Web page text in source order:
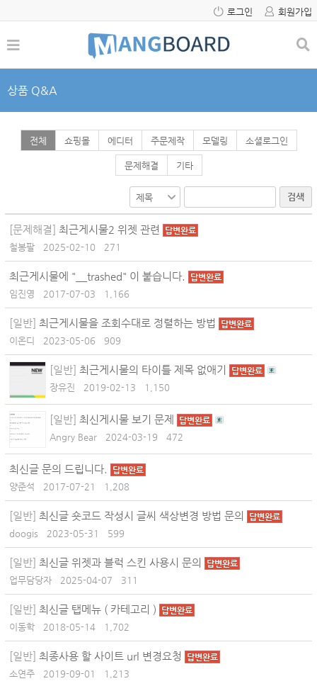
로그인 회원가입
상품 Q&A
전체 쇼핑몰 에디터 주문제작 모델링 소셜로그인
문제해결 기타
검색
[문제해결] 최근게시물2 위젯 관련 답변완료
철봉팔 2025-02-10 271
최근게시물에 "__trashed" 이 붙습니다. 답변완료
임진영 2017-07-03 1,166
[일반] 최근게시물을 조회수대로 정렬하는 방법 답변완료
이온디 2023-05-06 909
[일반] 최근게시물의 타이틀 제목 없애기 답변완료
장유진 2019-02-13 1,150
[일반] 최신게시물 보기 문제 답변완료
Angry Bear 2024-03-19 472
최신글 문의 드립니다. 답변완료
양준석 2017-07-21 1,208
[일반] 최신글 숏코드 작성시 글씨 색상변경 방법 문의 답변완료
doogis 2023-05-31 599
[일반] 최신글 위젯과 블럭 스킨 사용시 문의 답변완료
업무담당자 2025-04-07 311
[일반] 최신글 탭메뉴 ( 카테고리 ) 답변완료
이동학 2018-05-14 1,702
[일반] 최종사용 할 사이트 url 변경요청 답변완료
소연주 2019-09-01 1,213